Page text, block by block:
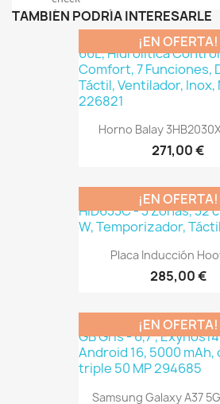
TAMBIÉN PODRÍA INTERESARLE
Horno Balay
271,00 €
¡EN OFERTA!
Placa Inducción
285,00 €
¡EN OFERTA!
Samsung Galaxy A37
¡EN OFERTA!